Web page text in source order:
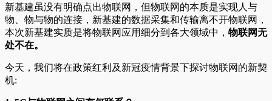
新基建虽没有明确点出物联网，但物联网的本质是实现人与
物、物与物的连接，新基建的数据采集和传输离不开物联网，
本次新基建实质是将物联网应用细分到各大领域中， 物联网无
处不在。
今天，我们将在政策红利及新冠疫情背景下探讨物联网的新契
机: